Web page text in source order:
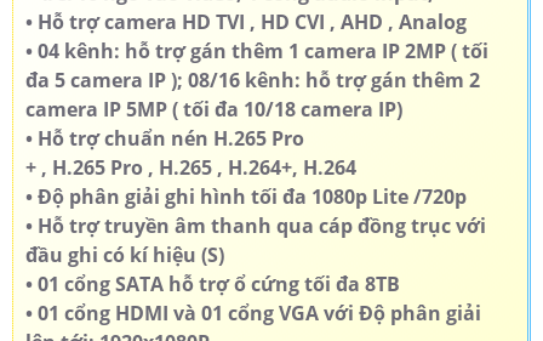
• Hỗ trợ camera HD TVI , HD CVI , AHD , Analog
• 04 kênh: hỗ trợ gán thêm 1 camera IP 2MP ( tối
đa 5 camera IP ); 08/16 kênh: hỗ trợ gán thêm 2
camera IP 5MP ( tối đa 10/18 camera IP)
• Hỗ trợ chuẩn nén H.265 Pro
+ , H.265 Pro , H.265 , H.264+, H.264
• Độ phân giải ghi hình tối đa 1080p Lite /720p
• Hỗ trợ truyền âm thanh qua cáp đồng trục với
đầu ghi có kí hiệu (S)
• 01 cổng SATA hỗ trợ ổ cứng tối đa 8TB
• 01 cổng HDMI và 01 cổng VGA với Độ phân giải